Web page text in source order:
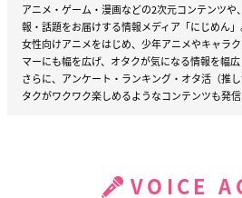
アニメ・ゲーム・漫画などの2次元コンテンツ
報・話題をお届けする情報メディア「にじめん」
女性向けアニメをはじめ、少年アニメやキャラ
マーにも幅を広げ、オタクが気になる情報を幅広
さらに、アンケート・ランキング・オタ活（推
タクがワクワク楽しめるようなコンテンツも発信
VOICE